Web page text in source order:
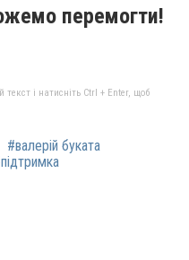
перемогти!
і натисніть Ctrl + Enter, щоб
#валерій буката